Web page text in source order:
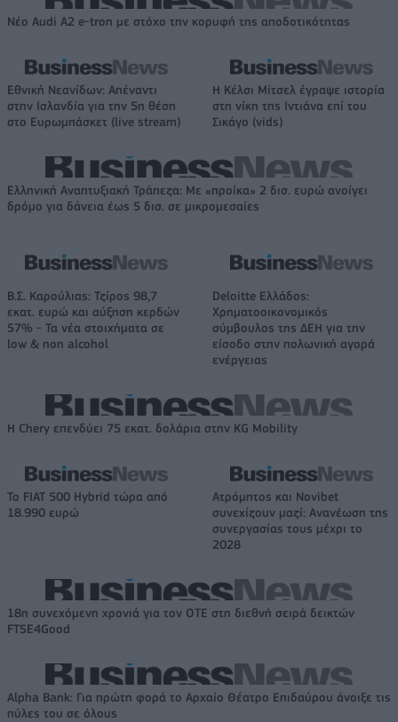
Νέο Audi A2 e-tron με στόχο την κορυφή της αποδοτικότητας
Εθνική Νεανίδων: Απέναντι
στην Ισλανδία για την 5η θέση
στο Ευρωμπάσκετ (live stream)
Η Κέλσι Μίτσελ έγραψε ιστορία
στη νίκη της Ιντιάνα επί του
Σικάγο (vids)
Ελληνική Αναπτυξιακή Τράπεζα: Με «προίκα» 2 δισ. ευρώ ανοίγει
δρόμο για δάνεια έως 5 δισ. σε μικρομεσαίες
Β.Σ. Καρούλιας: Τζίρος 98,7
εκατ. ευρώ και αύξηση κερδών
57% - Τα νέα στοιχήματα σε
low & non alcohol
Deloitte Ελλάδος:
Χρηματοοικονομικός
σύμβουλος της ΔΕΗ για την
είσοδο στην πολωνική αγορά
ενέργειας
Η Chery επενδύει 75 εκατ. δολάρια στην KG Mobility
Το FIAT 500 Hybrid τώρα από
18.990 ευρώ
Ατρόμητος και Novibet
συνεχίζουν μαζί: Ανανέωση της
συνεργασίας τους μέχρι το
2028
18η συνεχόμενη χρονιά για τον ΟΤΕ στη διεθνή σειρά δεικτών
FTSE4Good
Alpha Bank: Για πρώτη φορά το Αρχαίο Θέατρο Επιδαύρου άνοιξε τις
πύλες του σε όλους